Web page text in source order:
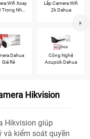
Wifi Xoay
Trong Nhà
Lắp Camera Wifi
2k Dahua
Dahua
Giá Rẻ
Công Nghệ
Acupick Dahua
Hikvision
Hikvision giúp
và kiểm soát quyền